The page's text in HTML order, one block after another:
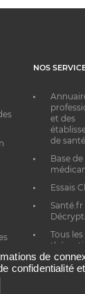
NOS
et des
de santé
Base de
Essais
Santé.fr
Tous
de
confidentialité